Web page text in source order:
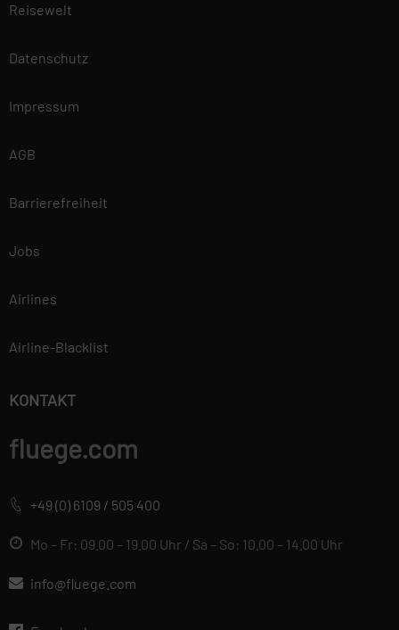
Reisewelt
Datenschutz
Impressum
AGB
Barrierefreiheit
Jobs
Airlines
Airline-Blacklist
KONTAKT
fluege.com
+49 (0) 6109 / 505 400
Mo – Fr: 09.00 – 19.00 Uhr / Sa – So: 10.00 – 14.00 Uhr
info@fluege.com